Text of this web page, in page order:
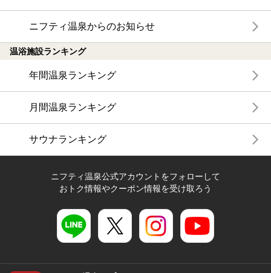
ニフティ温泉からのお知らせ
温浴施設ランキング
年間温泉ランキング
月間温泉ランキング
サウナランキング
ニフティ温泉公式アカウントをフォローして
おトク情報やクーポン情報を受け取ろう